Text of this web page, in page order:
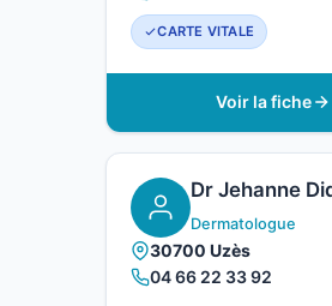
CARTE VITALE
Voir la fiche
Dr Jehanne
Dermatologue
30700 Uzès
04 66 22 33 92